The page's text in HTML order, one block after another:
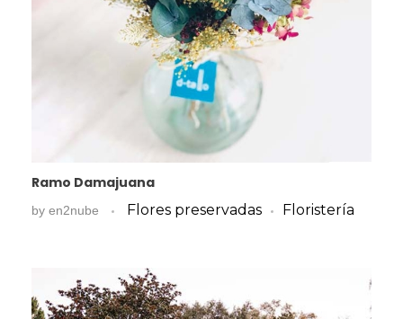
Ramo Damajuana
by en2nube Flores preservadas Floristería